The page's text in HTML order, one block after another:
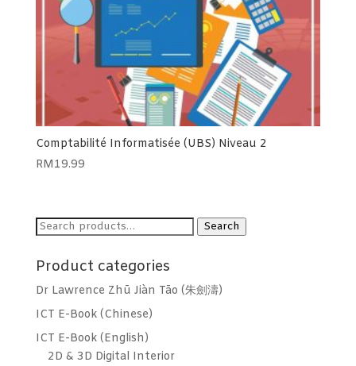
Comptabilité Informatisée (UBS) Niveau 2
RM19.99
Search
Search
Product categories
Dr Lawrence Zhū Jiàn Tāo (朱劍濤)
ICT E-Book (Chinese)
ICT E-Book (English)
2D & 3D Digital Interior